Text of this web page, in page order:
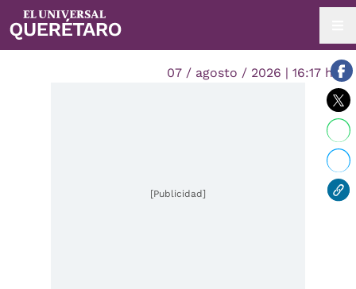
07 / agosto / 2026 | 16:17 hrs.
[Publicidad]